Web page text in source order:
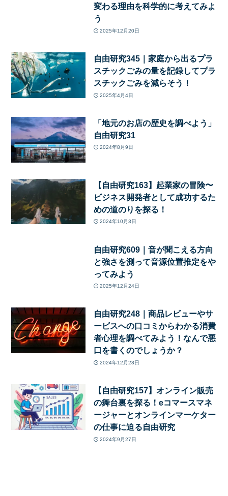
変わる理由を科学的に考えてみよ
う
2025年12月20日
自由研究345｜家庭から出るプラ
スチックごみの量を記録してプラ
スチックごみを減らそう！
2025年4月4日
「地元のお店の歴史を調べよう」
自由研究31
2024年8月9日
【自由研究163】起業家の冒険〜
ビジネス開発者として成功するた
めの道のりを探る！
2024年10月3日
自由研究609｜音が聞こえる方向
と強さを測って音源位置推定をや
ってみよう
2025年12月24日
自由研究248｜商品レビューやサ
ービスへの口コミからわかる消費
者心理を調べてみよう！なんで悪
口を書くのでしょうか？
2024年12月28日
【自由研究157】オンライン販売
の舞台裏を探る！eコマースマネ
ージャーとオンラインマーケター
の仕事に迫る自由研究
2024年9月27日